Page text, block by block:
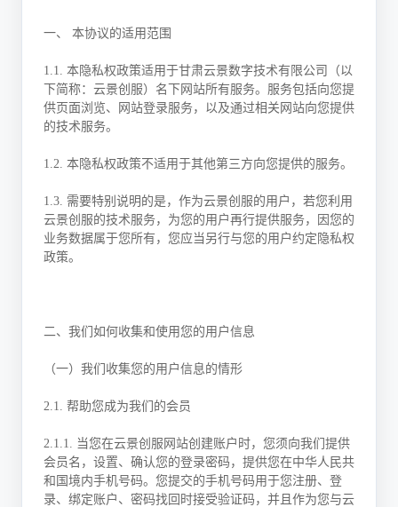
一、 本协议的适用范围
1.1. 本隐私权政策适用于甘肃云景数字技术有限公司（以
下简称：云景创服）名下网站所有服务。服务包括向您提
供页面浏览、网站登录服务，以及通过相关网站向您提供
的技术服务。
1.2. 本隐私权政策不适用于其他第三方向您提供的服务。
1.3. 需要特别说明的是，作为云景创服的用户，若您利用
云景创服的技术服务，为您的用户再行提供服务，因您的
业务数据属于您所有，您应当另行与您的用户约定隐私权
政策。
二、我们如何收集和使用您的用户信息
（一）我们收集您的用户信息的情形
2.1. 帮助您成为我们的会员
2.1.1. 当您在云景创服网站创建账户时，您须向我们提供
会员名，设置、确认您的登录密码，提供您在中华人民共
和国境内手机号码。您提交的手机号码用于您注册、登
录、绑定账户、密码找回时接受验证码，并且作为您与云